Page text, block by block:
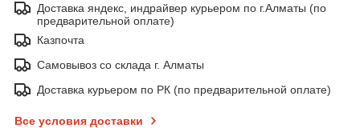
Доставка яндекс, индрайвер курьером по г.Алматы (по
предварительной оплате)
Казпочта
Самовывоз со склада г. Алматы
Доставка курьером по РК (по предварительной оплате)
Все условия доставки